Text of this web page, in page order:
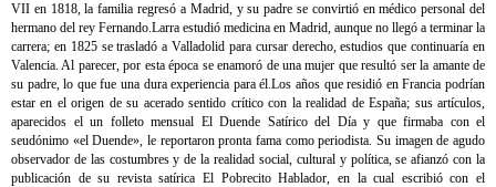
VII en 1818, la familia regresó a Madrid, y su padre se convirtió en médico personal del
hermano del rey Fernando.Larra estudió medicina en Madrid, aunque no llegó a terminar la
carrera; en 1825 se trasladó a Valladolid para cursar derecho, estudios que continuaría en
Valencia. Al parecer, por esta época se enamoró de una mujer que resultó ser la amante de
su padre, lo que fue una dura experiencia para él.Los años que residió en Francia podrían
estar en el origen de su acerado sentido crítico con la realidad de España; sus artículos,
aparecidos el un folleto mensual El Duende Satírico del Día y que firmaba con el
seudónimo «el Duende», le reportaron pronta fama como periodista. Su imagen de agudo
observador de las costumbres y de la realidad social, cultural y política, se afianzó con la
publicación de su revista satírica El Pobrecito Hablador, en la cual escribió con el